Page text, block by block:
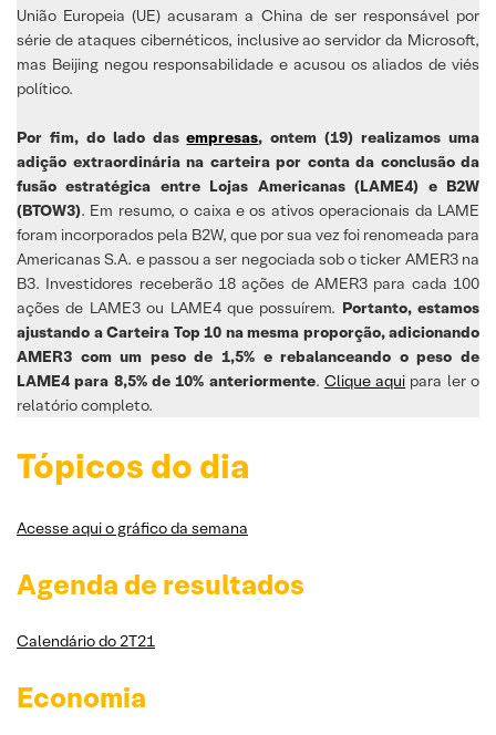
União Europeia (UE) acusaram a China de ser responsável por
série de ataques cibernéticos, inclusive ao servidor da Microsoft,
mas Beijing negou responsabilidade e acusou os aliados de viés
político.
Por fim, do lado dasempresas, ontem (19) realizamos uma
adição extraordinária na carteira por conta da conclusão da
fusão estratégica entre Lojas Americanas (LAME4) e B2W
(BTOW3). Em resumo, o caixa e os ativos operacionais da LAME
foram incorporados pela B2W, que por sua vez foi renomeada para
Americanas S.A. e passou a ser negociada sob o ticker AMER3 na
B3. Investidores receberão 18 ações de AMER3 para cada 100
ações de LAME3 ou LAME4 que possuírem. Portanto, estamos
ajustando a Carteira Top 10 na mesma proporção, adicionando
AMER3 com um peso de 1,5% e rebalanceando o peso de
LAME4 para 8,5% de 10% anteriormente. Clique aqui para ler o
relatório completo.
Tópicos do dia
Acesse aqui o gráfico da semana
Agenda de resultados
Calendário do 2T21
Economia